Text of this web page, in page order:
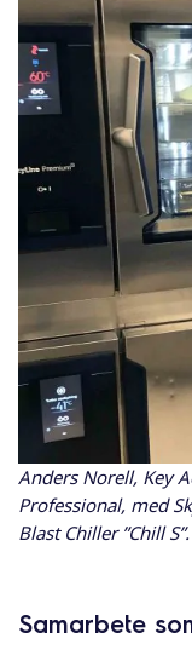
Anders Norell, Key
Professional, med
Blast Chiller ”Chill S”.
Samarbete